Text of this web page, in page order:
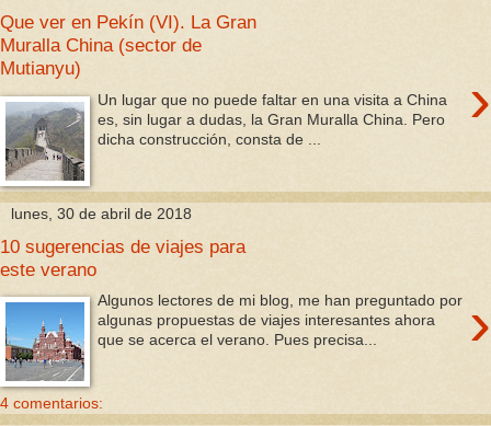
Que ver en Pekín (VI). La Gran
Muralla China (sector de
Mutianyu)
›
Un lugar que no puede faltar en una visita a China
es, sin lugar a dudas, la Gran Muralla China. Pero
dicha construcción, consta de ...
lunes, 30 de abril de 2018
10 sugerencias de viajes para
este verano
›
Algunos lectores de mi blog, me han preguntado por
algunas propuestas de viajes interesantes ahora
que se acerca el verano. Pues precisa...
4 comentarios: